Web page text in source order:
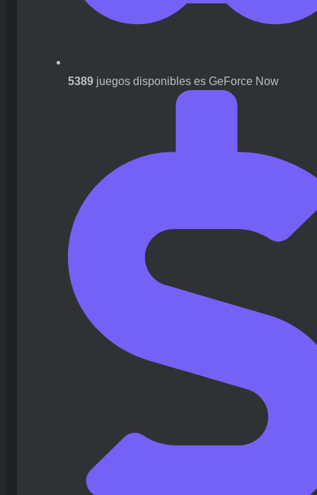
5389 juegos disponibles es GeForce Now